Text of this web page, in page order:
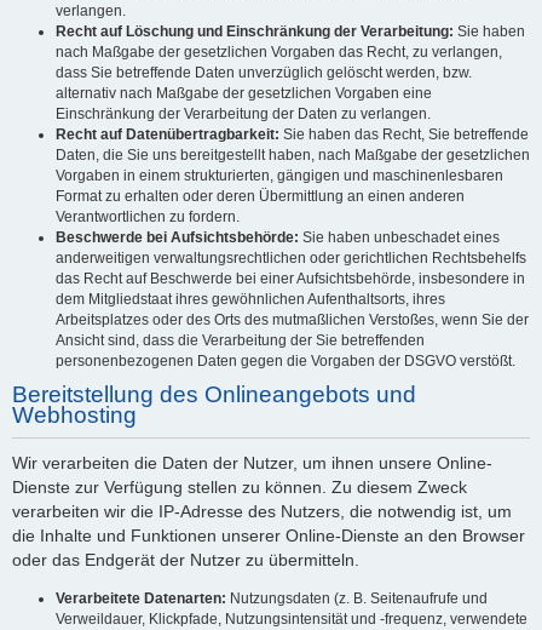
verlangen.
Recht auf Löschung und Einschränkung der Verarbeitung: Sie haben
nach Maßgabe der gesetzlichen Vorgaben das Recht, zu verlangen,
dass Sie betreffende Daten unverzüglich gelöscht werden, bzw.
alternativ nach Maßgabe der gesetzlichen Vorgaben eine
Einschränkung der Verarbeitung der Daten zu verlangen.
Recht auf Datenübertragbarkeit: Sie haben das Recht, Sie betreffende
Daten, die Sie uns bereitgestellt haben, nach Maßgabe der gesetzlichen
Vorgaben in einem strukturierten, gängigen und maschinenlesbaren
Format zu erhalten oder deren Übermittlung an einen anderen
Verantwortlichen zu fordern.
Beschwerde bei Aufsichtsbehörde: Sie haben unbeschadet eines
anderweitigen verwaltungsrechtlichen oder gerichtlichen Rechtsbehelfs
das Recht auf Beschwerde bei einer Aufsichtsbehörde, insbesondere in
dem Mitgliedstaat ihres gewöhnlichen Aufenthaltsorts, ihres
Arbeitsplatzes oder des Orts des mutmaßlichen Verstoßes, wenn Sie der
Ansicht sind, dass die Verarbeitung der Sie betreffenden
personenbezogenen Daten gegen die Vorgaben der DSGVO verstößt.
Bereitstellung des Onlineangebots und
Webhosting
Wir verarbeiten die Daten der Nutzer, um ihnen unsere Online-
Dienste zur Verfügung stellen zu können. Zu diesem Zweck
verarbeiten wir die IP-Adresse des Nutzers, die notwendig ist, um
die Inhalte und Funktionen unserer Online-Dienste an den Browser
oder das Endgerät der Nutzer zu übermitteln.
Verarbeitete Datenarten: Nutzungsdaten (z. B. Seitenaufrufe und
Verweildauer, Klickpfade, Nutzungsintensität und -frequenz, verwendete